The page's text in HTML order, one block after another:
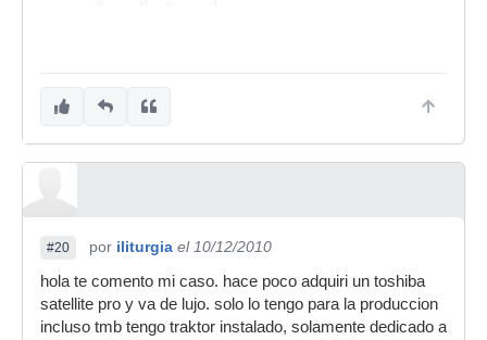
#20 por iliturgia el 10/12/2010
hola te comento mi caso. hace poco adquiri un toshiba
satellite pro y va de lujo. solo lo tengo para la produccion
incluso tmb tengo traktor instalado, solamente dedicado a